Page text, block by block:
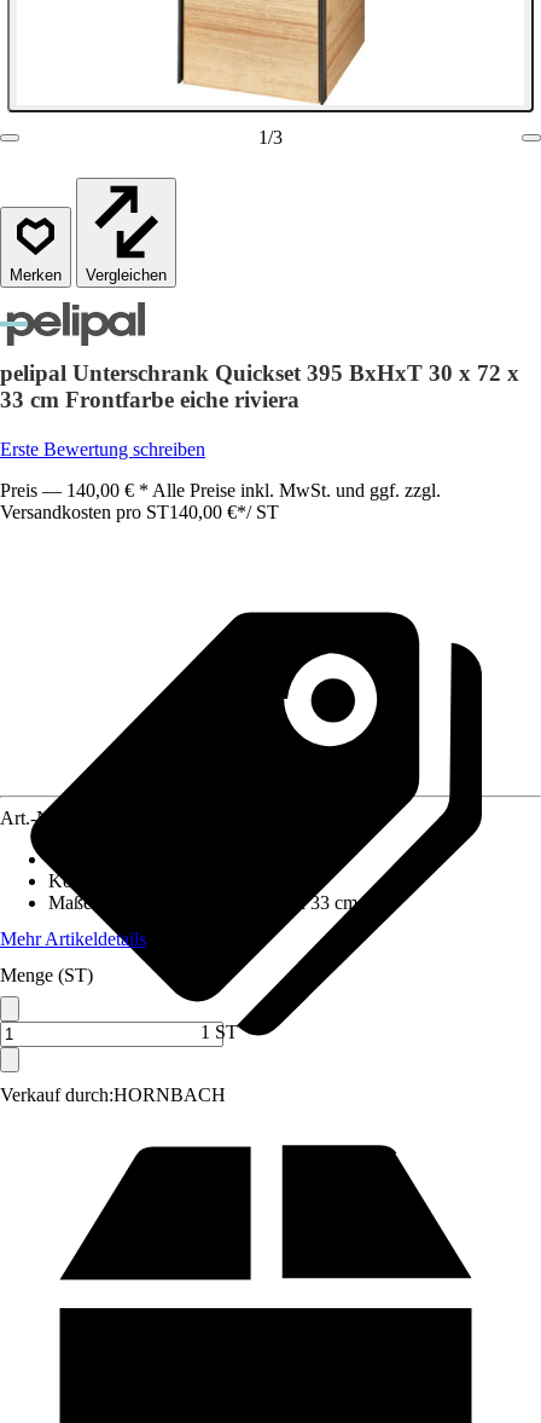
1/3
Vergleichen
pelipal Unterschrank Quickset 395 BxHxT 30 x 72 x
33 cm Frontfarbe eiche riviera
Erste Bewertung schreiben
Preis — 140,00 € * Alle Preise inkl. MwSt. und ggf. zzgl.
Versandkosten pro ST140,00 €*/ ST
Verkauf durch:HORNBACH
Art.-Nr.
Korpusfarbe
Maße (BxHxT)
30 cm x 72 cm x 33 cm
Mehr Artikeldetails
Menge (ST)
1 ST